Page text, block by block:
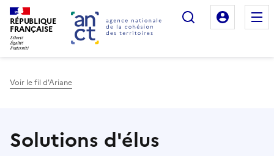
RÉPUBLIQUE
FRANÇAISE
Rechercher
Mon
Voir le fil d'Ariane
Solutions d'élus